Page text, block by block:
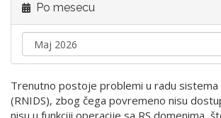
Po mesecu
Trenutno postoje problemi u radu sistema
(RNIDS), zbog čega povremeno nisu
nisu u funkciji operacije sa RS domenima,